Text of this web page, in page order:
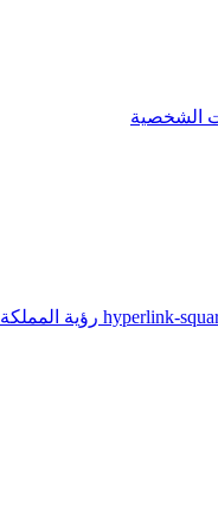
الشخصية
رؤية المملكة 2030